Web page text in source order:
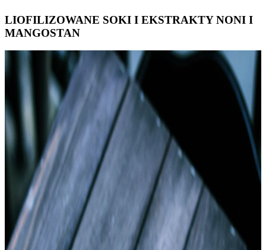
LIOFILIZOWANE SOKI I EKSTRAKTY NONI I
MANGOSTAN